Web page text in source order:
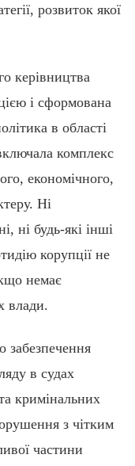
розвиток якої
керівництва
і сформована
в області
комплекс
економічного,
Ні
ні будь-які інші
корупції не
немає
влади.
забезпечення
в судах
кримінальних
з чітким
частини